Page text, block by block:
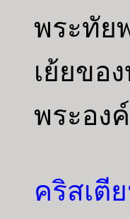
พระทัย
เย้ยข
พระองค์
คริสเตี